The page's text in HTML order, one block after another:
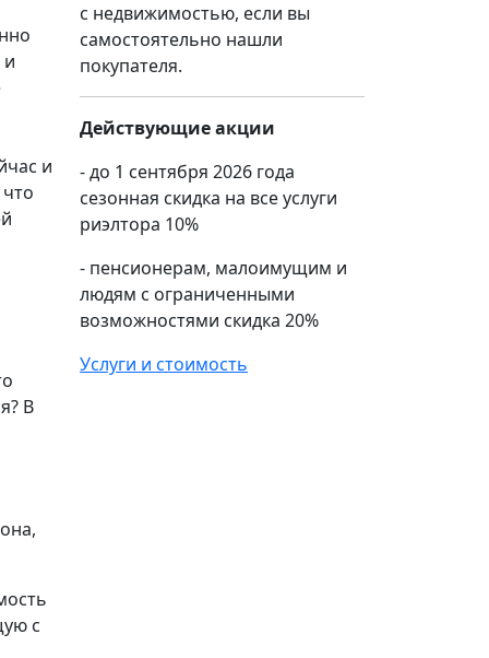
и
и
В
с
с недвижимостью, если вы
самостоятельно нашли
покупателя.
Действующие акции
- до 1 сентября 2026 года
сезонная скидка на все услуги
риэлтора 10%
- пенсионерам, малоимущим и
людям с ограниченными
возможностями скидка 20%
Услуги и стоимость